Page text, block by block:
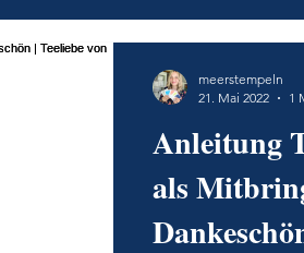
BlogHop
Frühjahr-/
Anleitung
als
meerstempeln
21. Mai 2022
1